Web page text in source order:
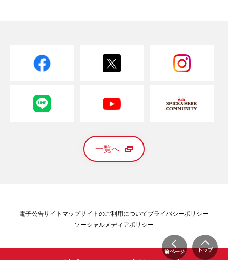
前ページ トップ
一覧へ
電子公告サイトマップサイトのご利用についてプライバシーポリシー
ソーシャルメディアポリシー